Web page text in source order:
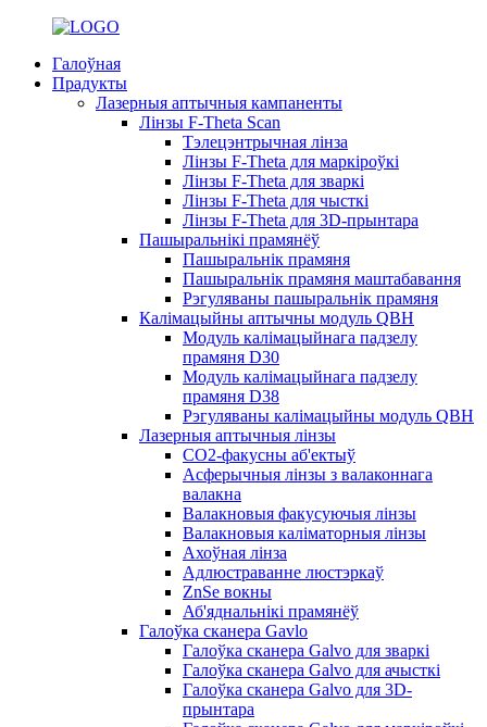
Галоўная
Прадукты
Лазерныя аптычныя кампаненты
Лінзы F-Theta Scan
Тэлецэнтрычная лінза
Лінзы F-Theta для маркіроўкі
Лінзы F-Theta для зваркі
Лінзы F-Theta для чысткі
Лінзы F-Theta для 3D-прынтара
Пашыральнікі прамянёў
Пашыральнік прамяня
Пашыральнік прамяня маштабавання
Рэгуляваны пашыральнік прамяня
Калімацыйны аптычны модуль QBH
Модуль калімацыйнага падзелу
прамяня D30
Модуль калімацыйнага падзелу
прамяня D38
Рэгуляваны калімацыйны модуль QBH
Лазерныя аптычныя лінзы
CO2-факусны аб'ектыў
Асферычныя лінзы з валаконнага
валакна
Валакновыя факусуючыя лінзы
Валакновыя каліматорныя лінзы
Ахоўная лінза
Адлюстраванне люстэркаў
ZnSe вокны
Аб'яднальнікі прамянёў
Галоўка сканера Gavlo
Галоўка сканера Galvo для зваркі
Галоўка сканера Galvo для ачысткі
Галоўка сканера Galvo для 3D-
прынтара